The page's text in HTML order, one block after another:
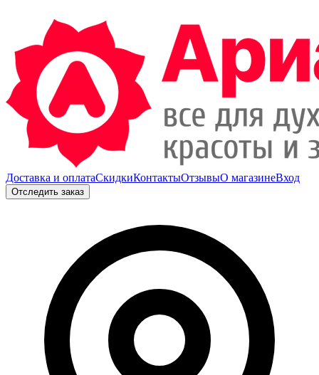
Доставка и оплатаСкидкиКонтактыОтзывыО магазинеВход
Отследить заказ